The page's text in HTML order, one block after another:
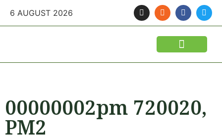
6 AUGUST 2026
00000002pm 720020,
PM2